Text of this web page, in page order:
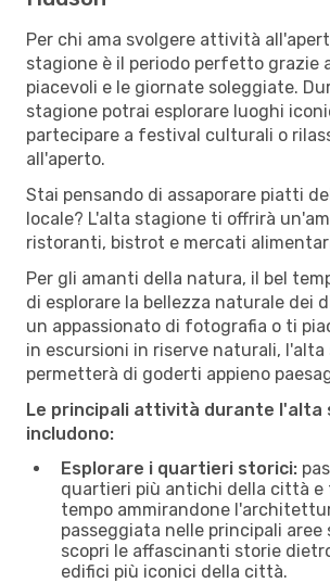
Per chi ama svolgere attività
stagione è il periodo perfetto grazie
piacevoli e le giornate soleggiate.
stagione potrai esplorare luoghi
partecipare a festival culturali o
all'aperto.
Stai pensando di assaporare piatti
locale? L'alta stagione ti offrirà
ristoranti, bistrot e mercati
Per gli amanti della natura, il bel
di esplorare la bellezza naturale dei
un appassionato di fotografia o ti
in escursioni in riserve naturali,
permetterà di goderti appieno
Le principali attività durante l'alta
includono:
Esplorare i quartieri storici:
quartieri più antichi della città e
tempo ammirandone
passeggiata nelle principali aree
scopri le affascinanti storie
edifici più iconici della città.